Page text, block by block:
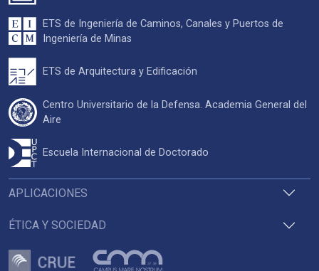
APLICACIONES
ÉTICA Y SOCIEDAD
ETS de Ingeniería de Caminos, Canales y Puertos de
Ingeniería de Minas
ETS de Arquitectura y Edificación
Centro Universitario de la Defensa. Academia General del
Aire
Escuela Internacional de Doctorado